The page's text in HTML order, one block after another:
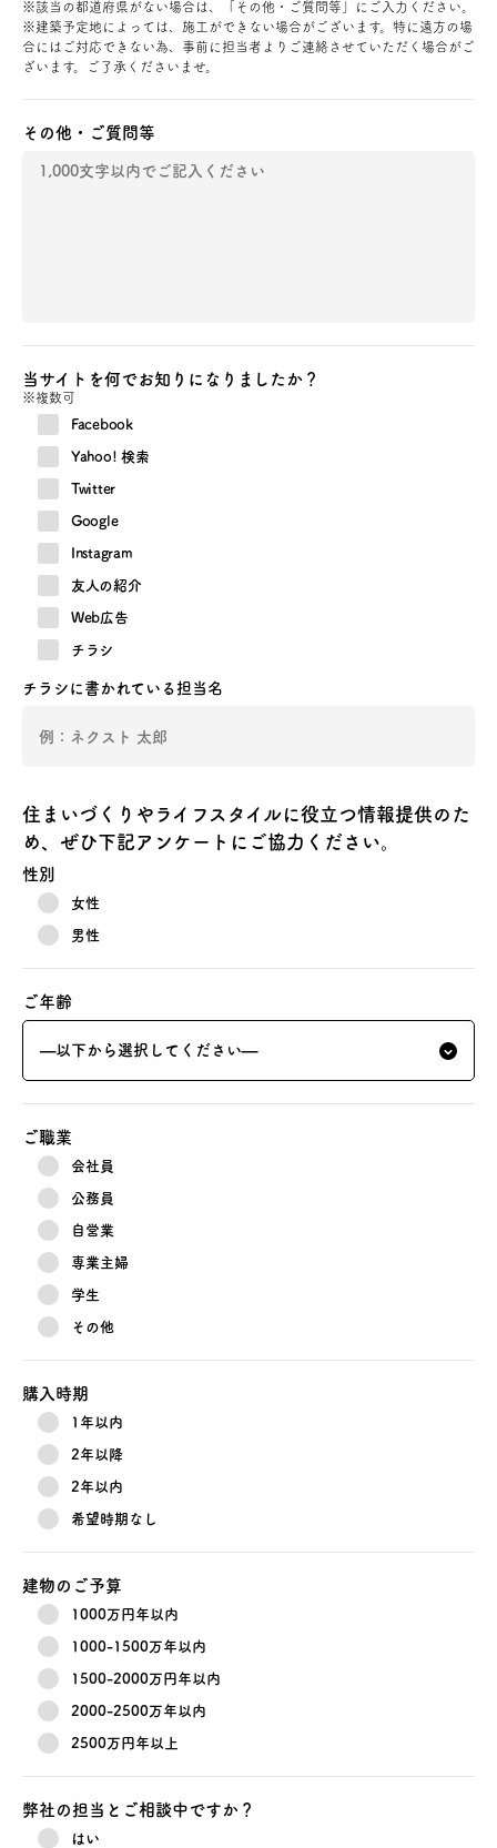
※該当の都道府県がない場合は、「その他・ご質問等」にご入力ください。
※建築予定地によっては、施工ができない場合がございます。特に遠方の場
合にはご対応できない為、事前に担当者よりご連絡させていただく場合がご
ざいます。ご了承くださいませ。
その他・ご質問等
当サイトを何でお知りになりましたか？
※複数可
Facebook
Yahoo! 検索
Twitter
Google
Instagram
友人の紹介
Web広告
チラシ
チラシに書かれている担当名
住まいづくりやライフスタイルに役立つ情報提供のた
め、ぜひ下記アンケートにご協力ください。
性別
女性
男性
ご年齢
ご職業
会社員
公務員
自営業
専業主婦
学生
その他
購入時期
1年以内
2年以降
2年以内
希望時期なし
建物のご予算
1000万円年以内
1000-1500万年以内
1500-2000万円年以内
2000-2500万年以内
2500万円年以上
弊社の担当とご相談中ですか？
はい